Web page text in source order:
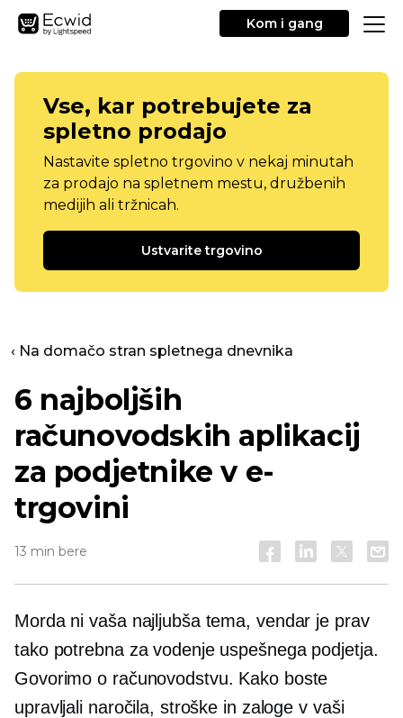
Kom i gang
Vse, kar potrebujete za
spletno prodajo
Nastavite spletno trgovino v nekaj minutah
za prodajo na spletnem mestu, družbenih
medijih ali tržnicah.
Ustvarite trgovino
‹ Na domačo stran spletnega dnevnika
6 najboljših
računovodskih aplikacij
za podjetnike v e-
trgovini
13 min bere
Morda ni vaša najljubša tema, vendar je prav
tako potrebna za vodenje uspešnega podjetja.
Govorimo o računovodstvu. Kako boste
upravljali naročila, stroške in zaloge v vaši